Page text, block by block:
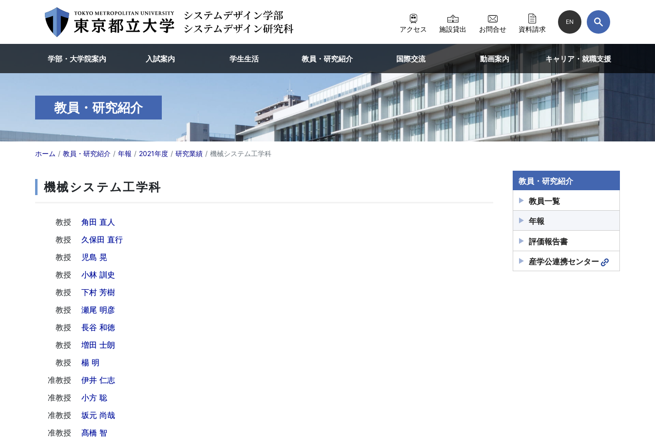
アクセス 施設貸出 お問合せ 資料請求
EN
学部・大学院案内 入試案内 学生生活 教員・研究紹介 国際交流 動画案内 キャリア・就職支援
教員・研究紹介
ホーム 教員・研究紹介 年報 2021年度 研究業績 機械システム工学科
機械システム工学科
教授
角田 直人
教授
久保田 直行
教授
児島 晃
教授
小林 訓史
教授
下村 芳樹
教授
瀬尾 明彦
教授
長谷 和徳
教授
増田 士朗
教授
楊 明
准教授
伊井 仁志
准教授
小方 聡
准教授
坂元 尚哉
准教授
髙橋 智
教員・研究紹介
教員一覧
年報
評価報告書
産学公連携センター